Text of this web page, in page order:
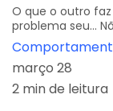
O que o outro
problema seu...
março 28
2 min de leitura